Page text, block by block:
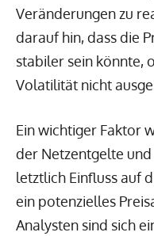
Veränderungen zu
darauf hin, dass die
stabiler sein könnte,
Volatilität nicht
Ein wichtiger Faktor
der Netzentgelte
letztlich Einfluss auf
ein potenzielles
Analysten sind sich